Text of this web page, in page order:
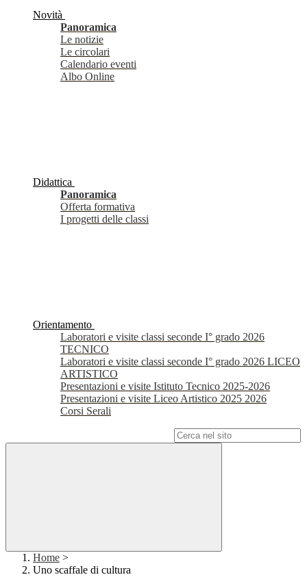
Novità
Panoramica
Le notizie
Le circolari
Calendario eventi
Albo Online
Didattica
Panoramica
Offerta formativa
I progetti delle classi
Orientamento
Laboratori e visite classi seconde I° grado 2026
TECNICO
Laboratori e visite classi seconde I° grado 2026 LICEO
ARTISTICO
Presentazioni e visite Istituto Tecnico 2025-2026
Presentazioni e visite Liceo Artistico 2025 2026
Corsi Serali
Home >
Uno scaffale di cultura